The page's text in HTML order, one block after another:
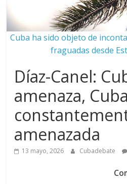
Cuba ha sido objeto de
fraguadas desde
Díaz-Canel:
amenaza,
amenazada
13 mayo, 2026 Cubadebate